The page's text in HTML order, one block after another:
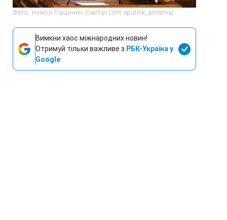
Фото: Никол Пашинян (twitter.com sputnik_armenia)
Вимкни хаос міжнародних новин!
Отримуй тільки важливе з РБК-Україна у
Google